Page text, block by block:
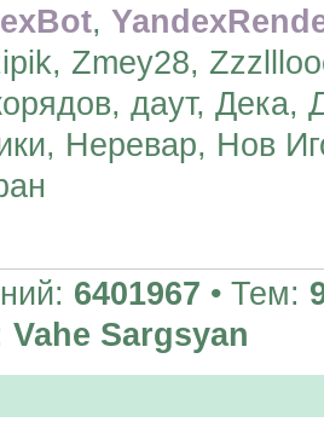
,
Zmey28,
даут,
Неревар, Нов
6401967 • Тем:
Vahe Sargsyan